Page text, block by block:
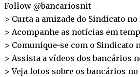
Follow @bancariosnit
> Curta a amizade do Sindicato no
> Acompanhe as notícias em
> Comunique-se com o Sindicato
> Assista a vídeos dos bancários
> Veja fotos sobre os bancários no